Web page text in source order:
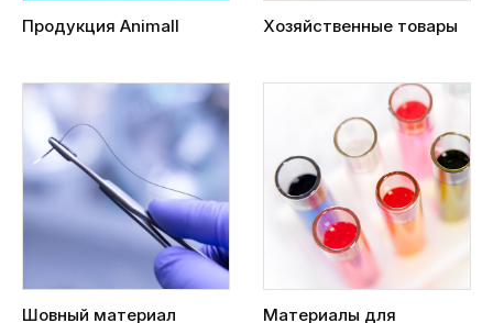
Продукция Animall Хозяйственные товары
Шовный материал
Материалы для